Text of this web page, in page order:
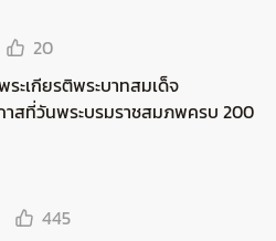
20
ะเกียรติพระบาทสมเด็จ
าสที่วันพระบรมราชสมภพครบ 200
445